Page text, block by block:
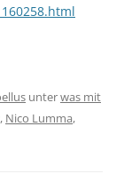
unterwas mit
, Nico Lumma,